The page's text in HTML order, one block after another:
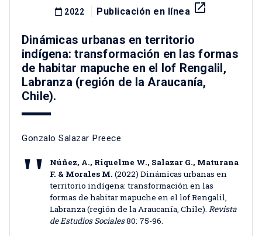
2022 Publicación en línea launch
Dinámicas urbanas en territorio
indígena: transformación en las formas
de habitar mapuche en el lof Rengalil,
Labranza (región de la Araucanía,
Chile).
Gonzalo Salazar Preece
Núñez, A., Riquelme W., Salazar G., Maturana
F. & Morales M. (2022) Dinámicas urbanas en
territorio indígena: transformación en las
formas de habitar mapuche en el lof Rengalil,
Labranza (región de la Araucanía, Chile). Revista
de Estudios Sociales80: 75-96.